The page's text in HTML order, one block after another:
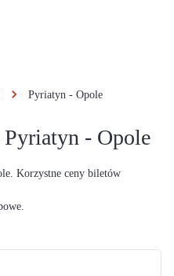
Pyriatyn - Opole
- Opole
Korzystne ceny biletów